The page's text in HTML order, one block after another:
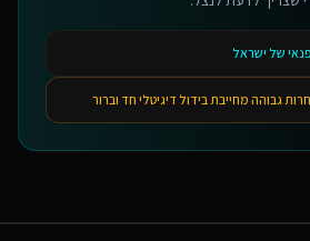
של ישראל
גבוהה מחייבת בידול דיגיטלי חד וברור